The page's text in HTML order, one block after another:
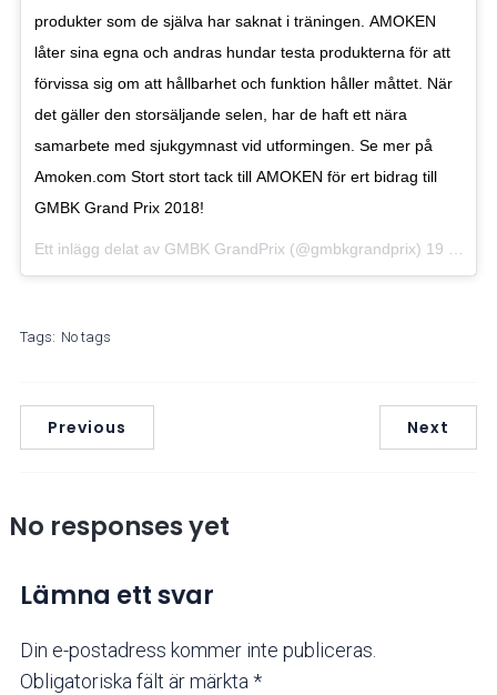
produkter som de själva har saknat i träningen. AMOKEN
låter sina egna och andras hundar testa produkterna för att
förvissa sig om att hållbarhet och funktion håller måttet. När
det gäller den storsäljande selen, har de haft ett nära
samarbete med sjukgymnast vid utformingen. Se mer på
Amoken.com Stort stort tack till AMOKEN för ert bidrag till
GMBK Grand Prix 2018!
Ett inlägg delat av GMBK GrandPrix (@gmbkgrandprix) 19 Maj
Tags: No tags
Previous Next
No responses yet
Lämna ett svar
Din e-postadress kommer inte publiceras.
Obligatoriska fält är märkta *